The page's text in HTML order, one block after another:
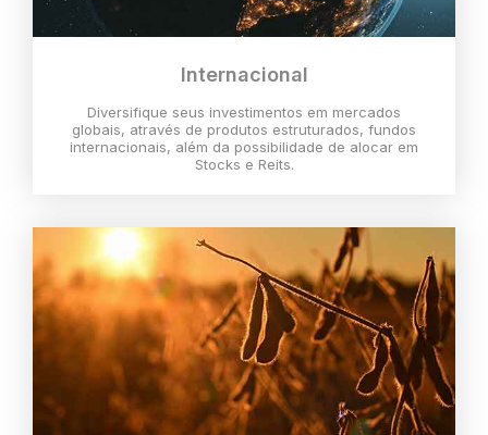
Internacional
Diversifique seus investimentos em mercados
globais, através de produtos estruturados, fundos
internacionais, além da possibilidade de alocar em
Stocks e Reits.